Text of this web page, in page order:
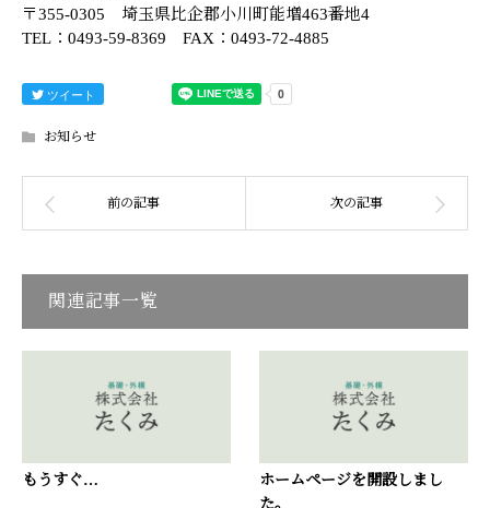
〒355-0305 埼玉県比企郡小川町能増463番地4
TEL：0493-59-8369 FAX：0493-72-4885
ツイート
お知らせ
関連記事一覧
もうすぐ…
ホームページを開設しまし
た。